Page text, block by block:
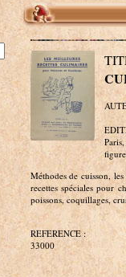
Méthodes de cuisson,
recettes spéciales pour
poissons, coquillages,
REFERENCE :
33000